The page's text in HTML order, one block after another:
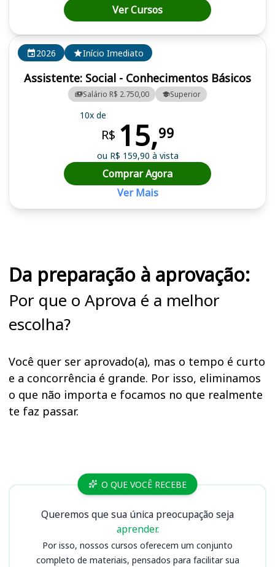
2026 Início Imediato
Assistente: Social - Conhecimentos Básicos
Salário R$ 2.750,00 Superior
10x de
R$ 15,99
ou R$ 159,90 à vista
Comprar Agora
Ver Mais
Ver Cursos
Da preparação à aprovação:
Por que o Aprova é a melhor
escolha?
Você quer ser aprovado(a), mas o tempo é curto
e a concorrência é grande. Por isso, eliminamos
o que não importa e focamos no que realmente
te faz passar.
Cursos O QUE VOCÊ RECEBE
Queremos que sua única preocupação seja
aprender.
Por isso, nossos cursos oferecem um conjunto
completo de materiais, pensados para facilitar sua